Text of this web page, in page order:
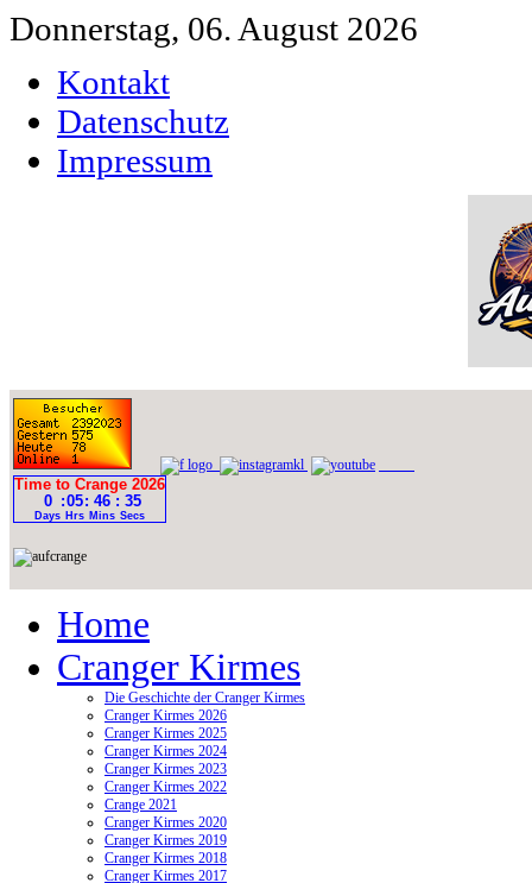
Donnerstag, 06. August 2026
Kontakt
Datenschutz
Impressum
Home
Cranger Kirmes
Die Geschichte der Cranger Kirmes
Cranger Kirmes 2026
Cranger Kirmes 2025
Cranger Kirmes 2024
Cranger Kirmes 2023
Cranger Kirmes 2022
Crange 2021
Cranger Kirmes 2020
Cranger Kirmes 2019
Cranger Kirmes 2018
Cranger Kirmes 2017